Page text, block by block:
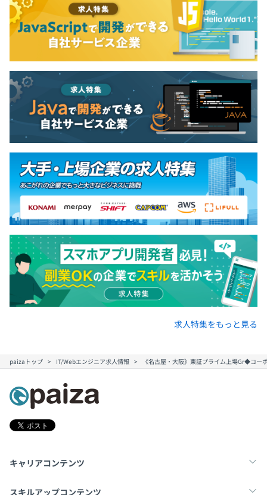
求人特集をもっと見る
paizaトップ IT/Webエンジニア求人情報 《名古屋・大阪》東証プライム上場Gr◆コー
キャリアコンテンツ
転職・キャリア
スキルアップコンテンツ